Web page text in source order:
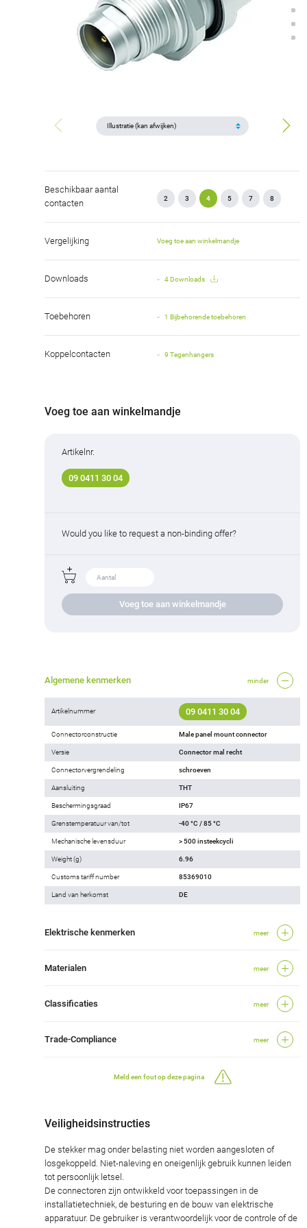
Beschikbaar aantal
contacten
2 3 4 5 7 8
Vergelijking Voeg toe aan winkelmandje
Downloads 4 Downloads
Toebehoren 1 Bijbehorende toebehoren
Koppelcontacten 9 Tegenhangers
Voeg toe aan winkelmandje
Artikelnr.
09 0411 30 04
Would you like to request a non-binding offer?
Voeg toe aan winkelmandje
Algemene kenmerken minder
Artikelnummer 09 0411 30 04
Connectorconstructie Male panel mount connector
Versie Connector mal recht
Connectorvergrendeling schroeven
Aansluiting THT
Beschermingsgraad IP67
Grenstemperatuur van/tot -40 °C / 85 °C
Mechanische levensduur > 500 insteekcycli
Weight (g) 6.96
Customs tariff number 85369010
Land van herkomst DE
Elektrische kenmerken meer
Materialen meer
Classificaties meer
Trade-Compliance meer
Meld een fout op deze pagina
Veiligheidsinstructies
De stekker mag onder belasting niet worden aangesloten of
losgekoppeld. Niet-naleving en oneigenlijk gebruik kunnen leiden
tot persoonlijk letsel.
De connectoren zijn ontwikkeld voor toepassingen in de
installatietechniek, de besturing en de bouw van elektrische
apparatuur. De gebruiker is verantwoordelijk voor de controle of de